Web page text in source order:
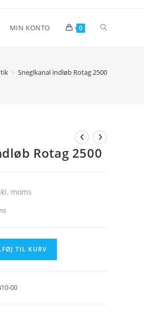
MIN KONTO 0 Toggle
> Sneglkanal indløb Rotag 2500
Rotag 2500
moms
TIL KURV
00